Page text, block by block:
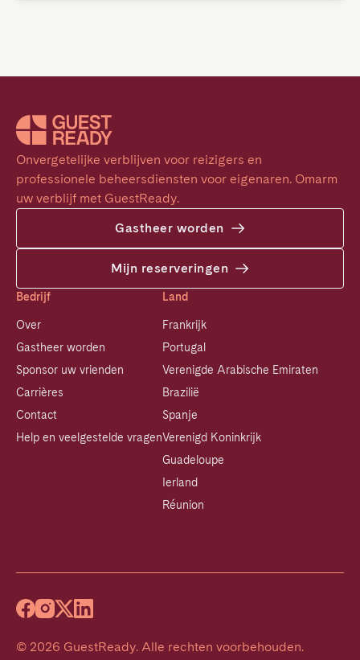
Onvergetelijke verblijven voor reizigers en
professionele beheersdiensten voor eigenaren. Omarm
uw verblijf met GuestReady.
Gastheer worden
Mijn reserveringen
Bedrijf
Over
Gastheer worden
Sponsor uw vrienden
Carrières
Contact
Help en veelgestelde vragen
Land
Frankrijk
Portugal
Verenigde Arabische Emiraten
Brazilië
Spanje
Verenigd Koninkrijk
Guadeloupe
Ierland
Réunion
© 2026 GuestReady. Alle rechten voorbehouden.